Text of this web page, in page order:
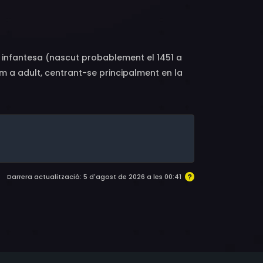
Anne Canovas, Elpidia Carrillo,
Melvin, Jack Watson, Hal Yamanouchi,
Borromel, Tony Camilleri, Scott Coffey,
Marsina, David Mills, Lino Mintoff,
François Poron, Erik Schumann, Gregory
Weiss, John Suda
(nascut probablement el 1451 a
a adult, centrant-se principalment en la
que Portugal rebutgés la seva proposta
intrigues palatines a Espanya i així
Darrera actualització: 5 d'agost de 2026 a les 00:41